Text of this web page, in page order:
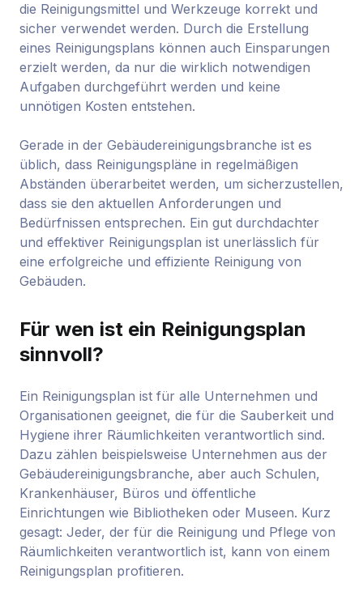
die Reinigungsmittel und Werkzeuge korrekt und
sicher verwendet werden. Durch die Erstellung
eines Reinigungsplans können auch Einsparungen
erzielt werden, da nur die wirklich notwendigen
Aufgaben durchgeführt werden und keine
unnötigen Kosten entstehen.
Gerade in der Gebäudereinigungsbranche ist es
üblich, dass Reinigungspläne in regelmäßigen
Abständen überarbeitet werden, um sicherzustellen,
dass sie den aktuellen Anforderungen und
Bedürfnissen entsprechen. Ein gut durchdachter
und effektiver Reinigungsplan ist unerlässlich für
eine erfolgreiche und effiziente Reinigung von
Gebäuden.
Für wen ist ein Reinigungsplan
sinnvoll?
Ein Reinigungsplan ist für alle Unternehmen und
Organisationen geeignet, die für die Sauberkeit und
Hygiene ihrer Räumlichkeiten verantwortlich sind.
Dazu zählen beispielsweise Unternehmen aus der
Gebäudereinigungsbranche, aber auch Schulen,
Krankenhäuser, Büros und öffentliche
Einrichtungen wie Bibliotheken oder Museen. Kurz
gesagt: Jeder, der für die Reinigung und Pflege von
Räumlichkeiten verantwortlich ist, kann von einem
Reinigungsplan profitieren.